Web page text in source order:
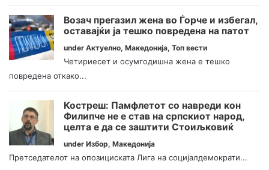
Возач прегазил жена во Ѓорче и избегал,
оставајќи ја тешко повредена на патот
under Актуелно, Македонија, Топ вести
Четириесет и осумгодишна жена е тешко
повредена откако...
Костреш: Памфлетот со навреди кон
Филипче не е став на српскиот народ,
целта е да се заштити Стоиљковиќ
under Избор, Македонија
Претседателот на опозициската Лига на социјалдемократи...